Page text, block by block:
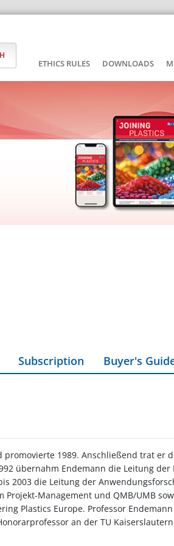
ETHICS RULES DOWNLOADS
Subscription Buyer's
1989. Anschließend trat er
übernahm Endemann die Leitung
2003 die Leitung der
Management und QMB/UMB
Plastics Europe. Professor
an der TU